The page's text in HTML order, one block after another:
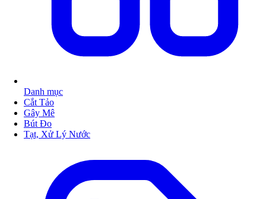
Danh mục
Cắt Tảo
Gây Mê
Bút Đo
Tạt, Xử Lý Nước